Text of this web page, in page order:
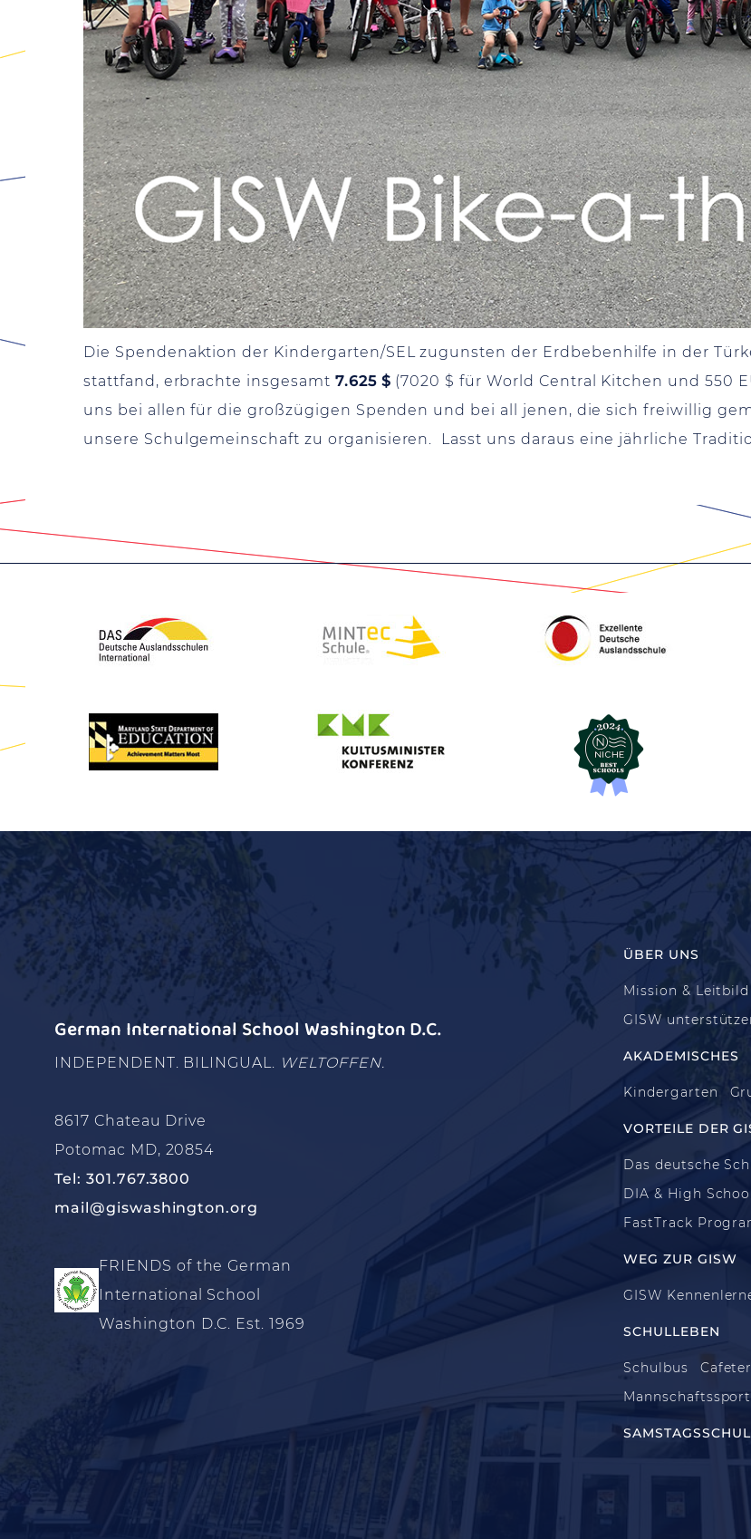
Die Spendenaktion der Kindergarten/SEL zugunsten der Erdbebenhilfe in der
stattfand, erbrachte insgesamt 7.625 $ (7020 $ für World Central Kitchen und 550
uns bei allen für die großzügigen Spenden und bei all jenen, die sich freiwillig
unsere Schulgemeinschaft zu organisieren. Lasst uns daraus eine jährliche
German International School Washington D.C.
INDEPENDENT. BILINGUAL. WELTOFFEN.
8617 Chateau Drive
Potomac MD, 20854
Tel: 301.767.3800
mail@giswashington.org
FRIENDS of the German
International School
Washington D.C. Est. 1969
ÜBER UNS
Mission & Leitbild
GISW
AKADEMISCHES
Kindergarten
VORTEILE DER
Das deutsche
DIA & High
FastTrack
WEG ZUR GISW
GISW
SCHULLEBEN
Schulbus
Mannschaftssport